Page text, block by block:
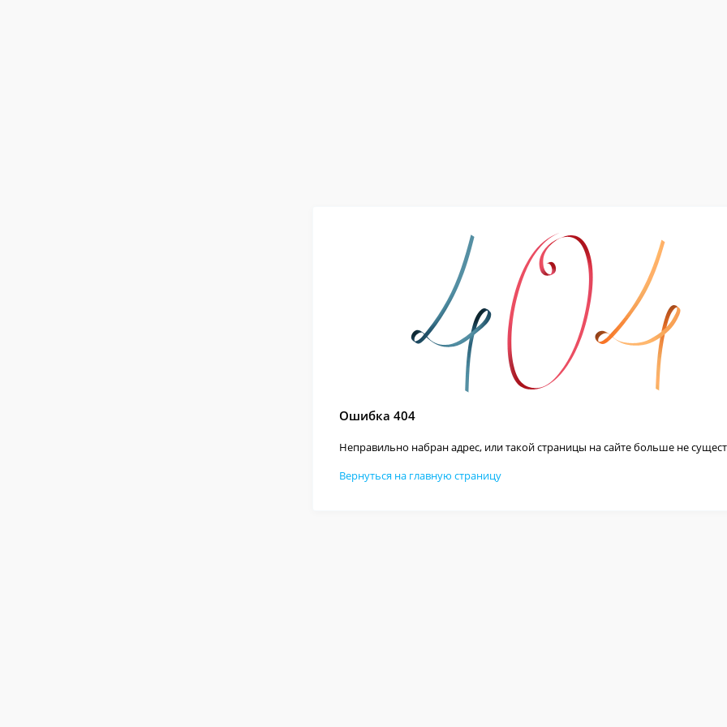
Ошибка 404
Неправильно набран адрес, или такой страницы на сайте больше не
Вернуться на главную страницу